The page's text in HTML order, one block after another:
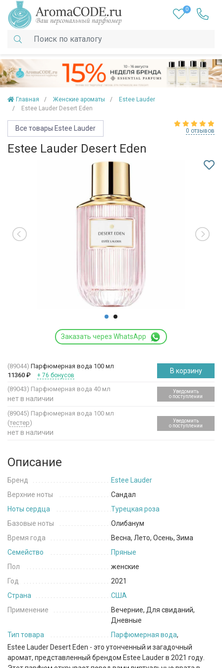
0
Главная Женские ароматы
Estee Lauder
Estee Lauder Desert Eden
Все товары Estee Lauder 0 отзывов
Estee Lauder Desert Eden
Заказать через WhatsApp
(89044) Парфюмерная вода 100 мл
11360 ₽ + 76 бонусов
В корзину
(89043) Парфюмерная вода 40 мл
нет в наличии
Уведомить
о поступлении
(89045) Парфюмерная вода 100 мл
(тестер)
нет в наличии
Уведомить
о поступлении
Описание
Бренд
Estee Lauder
Верхние ноты
Сандал
Ноты сердца
Турецкая роза
Базовые ноты
Олибанум
Время года
Весна, Лето, Осень, Зима
Семейство
Пряные
Пол
женские
Год
2021
Страна
США
Применение
Вечерние, Для свиданий,
Дневные
Тип товара
Парфюмерная вода,
Estee Lauder Desert Eden - это утонченный и загадочный
аромат, представленный брендом Estee Lauder в 2021 году.